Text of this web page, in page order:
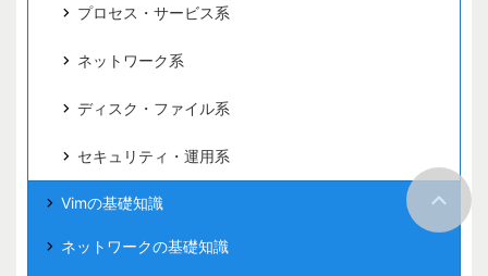
プロセス・サービス系
ネットワーク系
ディスク・ファイル系
セキュリティ・運用系
Vimの基礎知識
ネットワークの基礎知識